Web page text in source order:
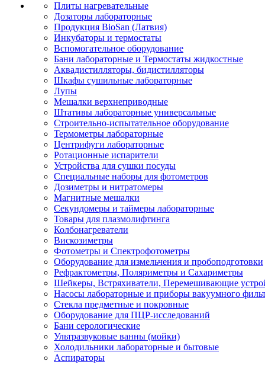
Плиты нагревательные
Дозаторы лабораторные
Продукция BioSan (Латвия)
Инкубаторы и термостаты
Вспомогательное оборудование
Бани лабораторные и Термостаты жидкостные
Аквадистилляторы, бидистилляторы
Шкафы сушильные лабораторные
Лупы
Мешалки верхнеприводные
Штативы лабораторные универсальные
Строительно-испытательное оборудование
Термометры лабораторные
Центрифуги лабораторные
Ротационные испарители
Устройства для сушки посуды
Специальные наборы для фотометров
Дозиметры и нитратомеры
Магнитные мешалки
Секундомеры и таймеры лабораторные
Товары для плазмолифтинга
Колбонагреватели
Вискозиметры
Фотометры и Спектрофотометры
Оборудование для измельчения и пробоподготовки
Рефрактометры, Поляриметры и Сахариметры
Шейкеры, Встряхиватели, Перемешивающие
Насосы лабораторные и приборы вакуумного
Стекла предметные и покровные
Оборудование для ПЦР-исследований
Бани серологические
Ультразвуковые ванны (мойки)
Холодильники лабораторные и бытовые
Аспираторы